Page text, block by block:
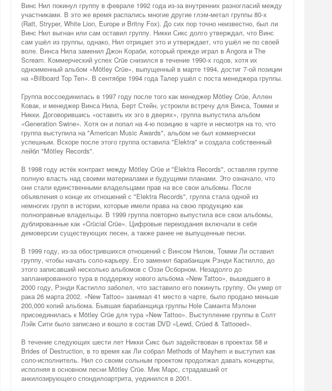
Винс Нил покинул группу в феврале 1992 года из-за внутренних разногласий между
участниками. В это же время распались многие другие глэм-метал группы 80-х
(Ratt, Stryper, White Lion, Europe и Britny Fox). До сих пор точно неизвестно, был ли
Винс Нил выгнан или сам оставил группу. Никки Сикс долго утверждал, что Винс
сам ушёл из группы, однако, Нил отрицает это и утверждает, что ушёл не по своей
воле. Винса Нила заменил Джон Кораби, который прежде играл в Angora и The
Scream. Коммерческий успех Crüe снизился в течение 1990-х годов, хотя их
одноименный альбом «Mötley Crüe», выпущенный в марте 1994, достиг 7-ой позиции
на «Billboard Top Ten». В сентябре 1994 года Талер ушёл с поста менеджера группы.
Группа воссоединилась в 1997 году после того как менеджер Mötley Crüe, Аллен
Ковак, и менеджер Винса Нила, Берт Стейн, устроили встречу для Винса, Томми и
Никки. Договорившись «оставить их эго в дверях», группа выпустила альбом
«Generation Swine». Хотя он и попал на 4-ю позицию в чарте и несмотря на то, что
группа выступила на "American Music Awards", альбом не был коммерчески
успешным. Вскоре после этого группа оставила "Elektra" и создала собственный
лейбл "Mötley Records".
В 1998 году истёк контракт между Mötley Crüe и "Elektra Records", оставляя группе
полную власть над своими материалами и будущими планами. Это означало, что
они стали единственными владельцами прав на все свои альбомы. После
объявления о конце их отношений с "Elektra Records", группа стала одной из
немногих групп в истории, которые имели права на свою продукцию как
полноправные владельцы. В 1999 группа повторно выпустила все свои альбомы,
дублированные как «Crücial Crüe». Цифровые переиздания включали в себя
демоверсии существующих песен, а также ранее не выпущенные песни.
В 1999 году, из-за обострившихся отношений с Винсом Нилом, Томми Ли оставил
группу, чтобы начать соло-карьеру. Его заменил барабанщик Рэнди Кастилло, до
этого записавший несколько альбомов с Оззи Осборном. Незадолго до
запланированного тура в поддержку нового альбома «New Tattoo», вышедшего в
2000 году, Рэнди Кастилло заболел, что заставило его покинуть группу. Он умер от
рака 26 марта 2002. «New Tattoo» занимал 41 место в чарте, было продано меньше
200,000 копий альбома. Бывшая барабанщица группы Hole Саманта Мэлони
присоединилась к Mötley Crüe для тура «New Tattoo». Выступление группы в Солт
Лэйк Сити было записано и вошло в состав DVD «Lewd, Crüed & Tattooed».
В течение следующих шести лет Никки Сикс был задействован в проектах 58 и
Brides of Destruction, в то время как Ли собрал Methods of Mayhem и выступил как
соло-исполнитель. Нил со своим сольным проектом продолжал давать концерты,
исполняя в основном песни Mötley Crüe. Мик Марс, страдавший от
анкилозирующего спондилоартрита, уединился в 2001.